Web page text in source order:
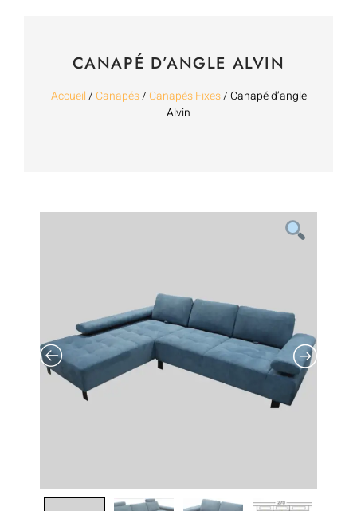
CANAPÉ D’ANGLE ALVIN
Accueil/ Canapés/ Canapés Fixes/ Canapé d’angle
Alvin